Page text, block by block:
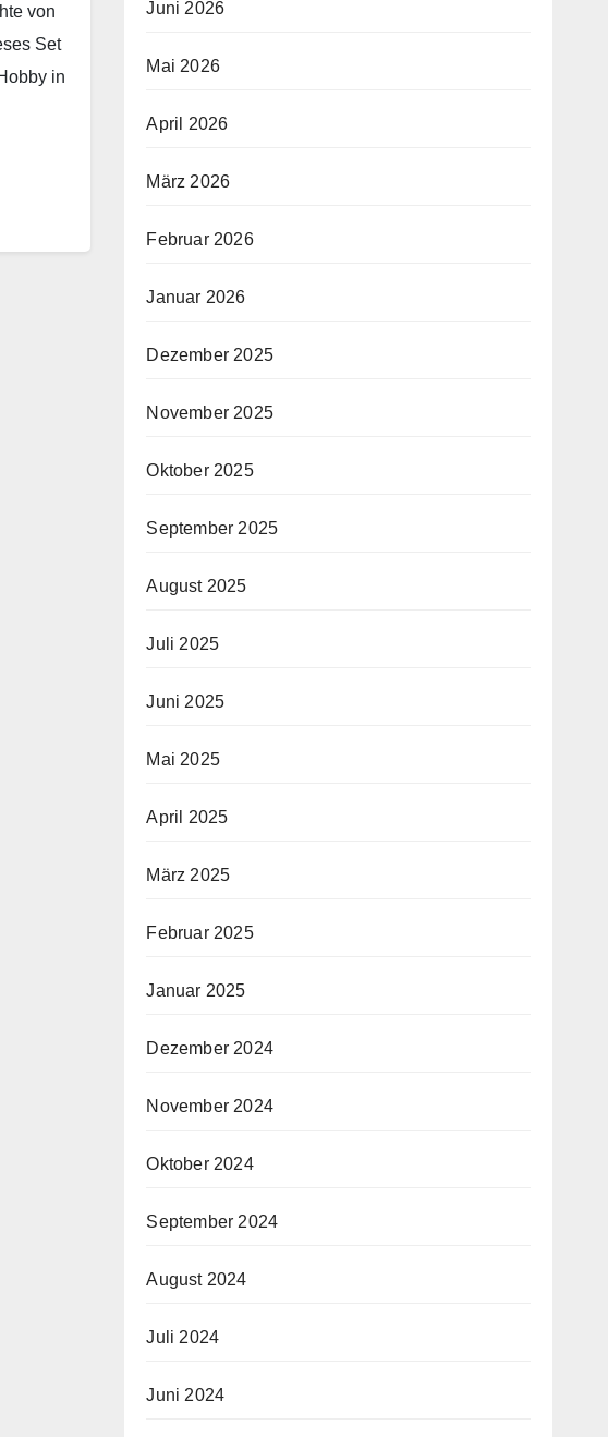
von
Set
in
Juni 2026
Mai 2026
April 2026
März 2026
Februar 2026
Januar 2026
Dezember 2025
November 2025
Oktober 2025
September 2025
August 2025
Juli 2025
Juni 2025
Mai 2025
April 2025
März 2025
Februar 2025
Januar 2025
Dezember 2024
November 2024
Oktober 2024
September 2024
August 2024
Juli 2024
Juni 2024